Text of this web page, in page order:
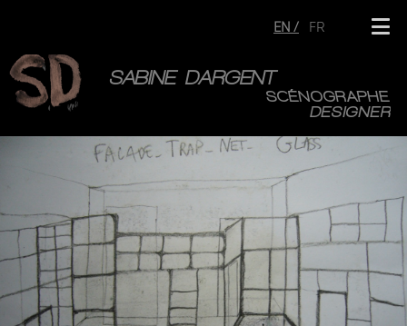
EN FR
SABINE DARGENT
SCÉNOGRAPHE
DESIGNER